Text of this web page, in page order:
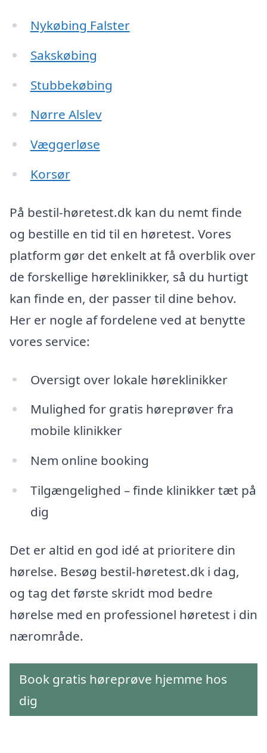
Nykøbing Falster
Sakskøbing
Stubbekøbing
Nørre Alslev
Væggerløse
Korsør
På bestil-høretest.dk kan du nemt finde
og bestille en tid til en høretest. Vores
platform gør det enkelt at få overblik over
de forskellige høreklinikker, så du hurtigt
kan finde en, der passer til dine behov.
Her er nogle af fordelene ved at benytte
vores service:
Oversigt over lokale høreklinikker
Mulighed for gratis høreprøver fra
mobile klinikker
Nem online booking
Tilgængelighed – finde klinikker tæt på
dig
Det er altid en god idé at prioritere din
hørelse. Besøg bestil-høretest.dk i dag,
og tag det første skridt mod bedre
hørelse med en professionel høretest i din
nærområde.
Book gratis høreprøve hjemme hos
dig